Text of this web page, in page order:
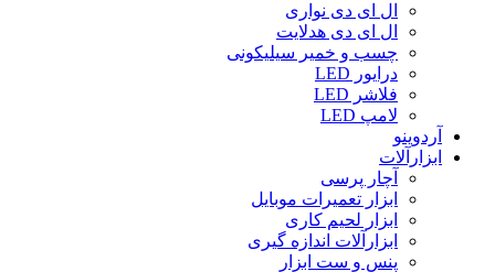
ال ای دی نواری
ال ای دی هدلایت
چسب و خمیر سیلیکونی
درایور LED
فلاشر LED
لامپ LED
آردوینو
ابزارآلات
آچار پرسی
ابزار تعمیرات موبایل
ابزار لحیم کاری
ابزارآلات اندازه گیری
پنس و ست ابزار